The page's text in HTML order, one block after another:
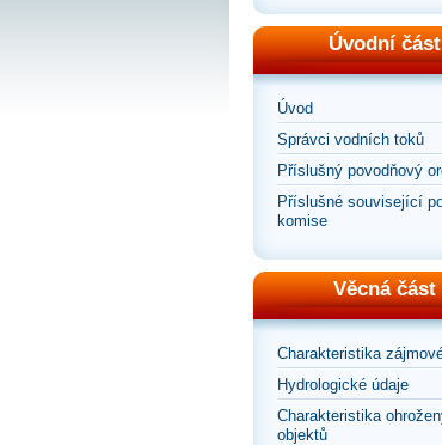
Úvodní část
Úvod
Správci vodních toků
Příslušný povodňový
Příslušné související
komise
Věcná část
Charakteristika
Hydrologické údaje
Charakteristika
objektů